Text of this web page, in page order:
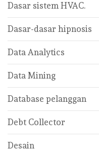
Dasar sistem HVAC.
Dasar-dasar hipnosis
Data Analytics
Data Mining
Database pelanggan
Debt Collector
Desain